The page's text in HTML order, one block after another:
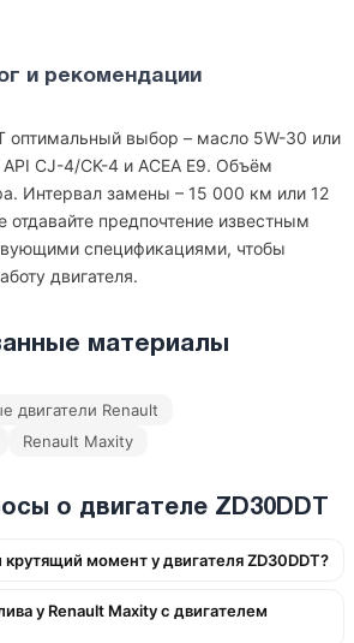
и рекомендации
оптимальный выбор – масло 5W-30 или
CJ-4/CK-4 и ACEA E9. Объём
Интервал замены – 15 000 км или 12
предпочтение известным
спецификациями, чтобы
двигателя.
материалы
двигатели Renault
Renault Maxity
о двигателе ZD30DDT
момент у двигателя ZD30DDT?
у Renault Maxity с двигателем